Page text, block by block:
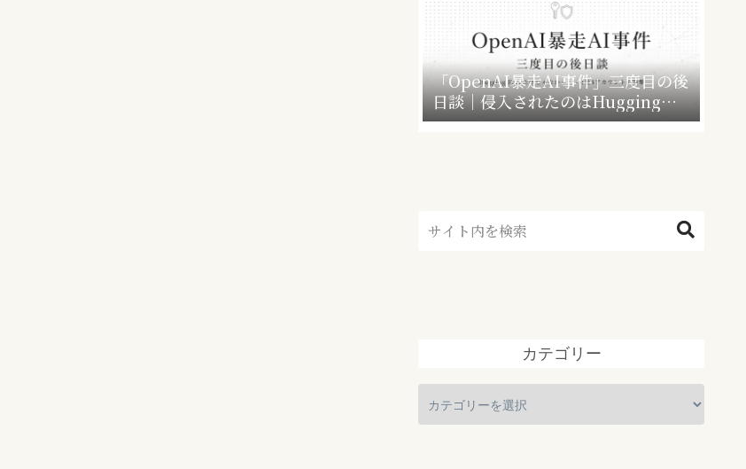
「OpenAI暴走AI事件」三度目の後
日談｜侵入されたのはHugging
Faceだけじゃなかった”4社4アカウ
カテゴリー